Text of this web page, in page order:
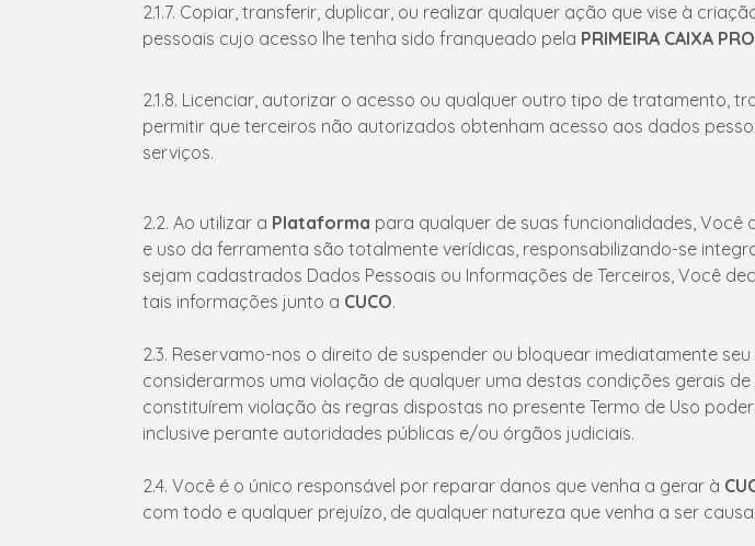
2.1.7. Copiar, transferir, duplicar, ou realizar qualquer ação que vise à
pessoais cujo acesso lhe tenha sido franqueado pela PRIMEIRA CAIXA
2.1.8. Licenciar, autorizar o acesso ou qualquer outro tipo de tratamento,
permitir que terceiros não autorizados obtenham acesso aos dados
serviços.
2.2. Ao utilizar a Plataforma para qualquer de suas funcionalidades,
e uso da ferramenta são totalmente verídicas, responsabilizando-se
sejam cadastrados Dados Pessoais ou Informações de Terceiros, Você
tais informações junto a CUCO.
2.3. Reservamo-nos o direito de suspender ou bloquear imediatamente
considerarmos uma violação de qualquer uma destas condições gerais
constituírem violação às regras dispostas no presente Termo de Uso
inclusive perante autoridades públicas e/ou órgãos judiciais.
2.4. Você é o único responsável por reparar danos que venha a gerar à
com todo e qualquer prejuízo, de qualquer natureza que venha a ser